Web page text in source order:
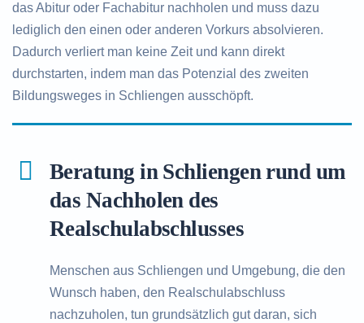
das Abitur oder Fachabitur nachholen und muss dazu
lediglich den einen oder anderen Vorkurs absolvieren.
Dadurch verliert man keine Zeit und kann direkt
durchstarten, indem man das Potenzial des zweiten
Bildungsweges in Schliengen ausschöpft.
Beratung in Schliengen rund um
das Nachholen des
Realschulabschlusses
Menschen aus Schliengen und Umgebung, die den
Wunsch haben, den Realschulabschluss
nachzuholen, tun grundsätzlich gut daran, sich